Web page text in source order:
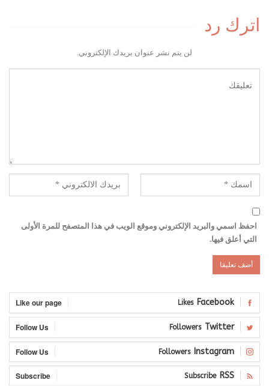
اترك رد
لن يتم نشر عنوان بريدك الإلكتروني.
احفظ اسمي والبريد الإلكتروني وموقع الويب في هذا المتصفح للمرة الأولى
التي أعلق فيها.
Facebook
Likes
Like our page
Twitter
Followers
Follow Us
Instagram
Followers
Follow Us
RSS
Subscribe
Subscribe